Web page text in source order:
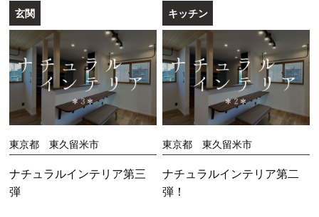
玄関
東京都 東久留米市
ナチュラルインテリア第三
弾
キッチン
東京都 東久留米市
ナチュラルインテリア第二
弾！